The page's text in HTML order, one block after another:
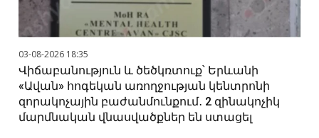
03-08-2026 18:35
Վիճաբանություն և ծեծկռտուք՝ Երևանի
«Ավան» հոգեկան առողջության կենտրոնի
զորակոչային բաժանմունքում․ 2 զինակոչիկ
մարմնական վնասվածքներ են ստացել